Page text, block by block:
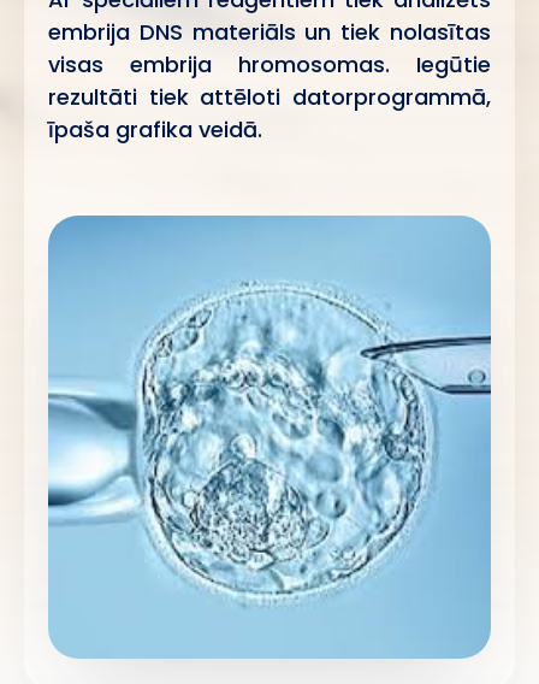
embrija DNS materiāls un tiek nolasītas
visas embrija hromosomas. Iegūtie
rezultāti tiek attēloti datorprogrammā,
īpaša grafika veidā.